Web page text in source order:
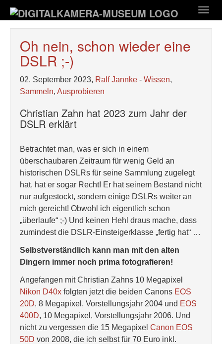
Hauptinhalt
springen
Oh nein, schon wieder eine
DSLR ;-)
02. September 2023, Ralf Jannke - Wissen,
Sammeln, Ausprobieren
Christian Zahn hat 2023 zum Jahr der
DSLR erklärt
Betrachtet man, was er sich in einem
überschaubaren Zeitraum für wenig Geld an
historischen DSLRs für seine Sammlung zugelegt
hat, hat er sogar Recht! Er hat seinem Bestand nicht
nur aufgestockt, sondern einige DSLRs weiter an
mich gereicht! Obwohl ich eigentlich schon
„überlaufe“ ;-) Und keinen Hehl draus mache, dass
zumindest die DSLR-Einsteigerklasse „fertig hat“ …
Selbstverständlich kann man mit den alten
Dingern immer noch prima fotografieren!
Angefangen mit Christian Zahns 10 Megapixel
Nikon D40x folgten jetzt die beiden Canons EOS
20D, 8 Megapixel, Vorstellungsjahr 2004 und EOS
400D, 10 Megapixel, Vorstellungsjahr 2006. Und
nicht zu vergessen die 15 Megapixel Canon EOS
50D von 2008, die ich selbst für 70 Euro inkl.